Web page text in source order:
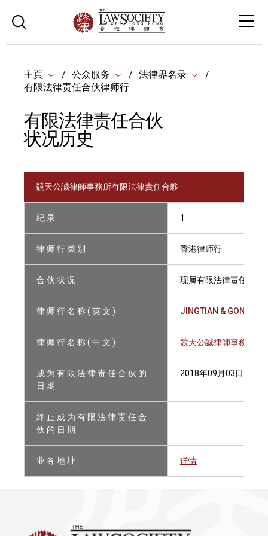
主頁 公众服务
法律界名录
有限法律责任合伙律师行
有限法律责任合伙
状况历史
競天公誠律師事務所有限法律責任合夥
纪 录 1
律 师 行 类 别 香港律师行
合 伙 状 况 现属有限法律责任合伙
律 师 行 名 称 ( 英 文 ) JINGTIAN &
律 师 行 名 称 ( 中 文 ) 競天公誠律師事務所有
成 为 有 限 法 律 责 任 合 伙 的
日 期
2018年09月03日
终 止 成 为 有 限 法 律 责 任 合
伙 的 日 期
业 务 地 址 详情